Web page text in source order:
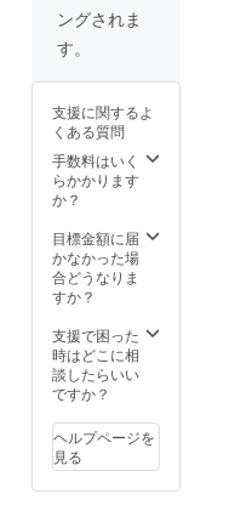
ングされま
す。
支援に関するよ
くある質問
手数料はいく
らかかります
か？
目標金額に届
かなかった場
合どうなりま
すか？
支援で困った
時はどこに相
談したらいい
ですか？
ヘルプページを
見る